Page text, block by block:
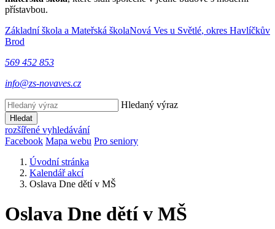
přístavbou.
Základní škola a Mateřská školaNová Ves u Světlé, okres Havlíčkův
Brod
569 452 853
info@zs-novaves.cz
Hledaný výraz
Hledat
rozšířené vyhledávání
Facebook Mapa webu Pro seniory
Úvodní stránka
Kalendář akcí
Oslava Dne dětí v MŠ
Oslava Dne dětí v MŠ